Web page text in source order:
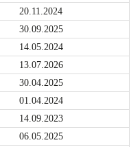
20.11.2024
30.09.2025
14.05.2024
13.07.2026
30.04.2025
01.04.2024
14.09.2023
06.05.2025